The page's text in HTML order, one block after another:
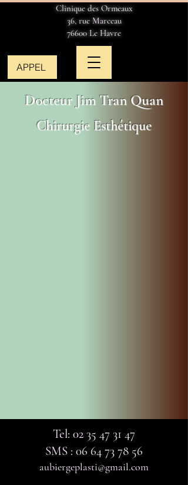
Clinique des Ormeaux
36, rue Marceau
76600 Le Havre
APPEL
Docteur Jim Tran Quan
Chirurgie Esthétique
Tel: 02 35 47 31 47
SMS : 06 64 73 78 56
aubiergeplasti@gmail.com